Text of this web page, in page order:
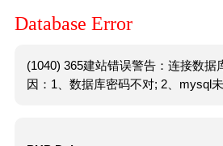
Database Error
(1040) 365建站错误警告：连接数据
因：1、数据库密码不对; 2、mysql未